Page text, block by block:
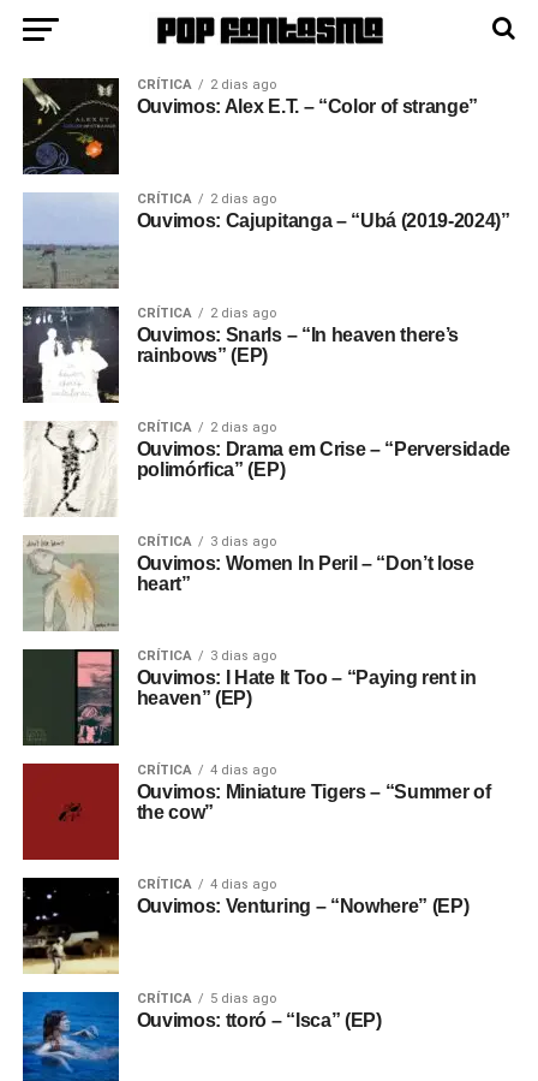
CRÍTICA 2 dias ago
Ouvimos: Alex E.T. – “Color of strange”
CRÍTICA 2 dias ago
Ouvimos: Cajupitanga – “Ubá (2019-2024)”
CRÍTICA 2 dias ago
Ouvimos: Snarls – “In heaven there’s
rainbows” (EP)
CRÍTICA 2 dias ago
Ouvimos: Drama em Crise – “Perversidade
polimórfica” (EP)
CRÍTICA 3 dias ago
Ouvimos: Women In Peril – “Don’t lose
heart”
CRÍTICA 3 dias ago
Ouvimos: I Hate It Too – “Paying rent in
heaven” (EP)
CRÍTICA 4 dias ago
Ouvimos: Miniature Tigers – “Summer of
the cow”
CRÍTICA 4 dias ago
Ouvimos: Venturing – “Nowhere” (EP)
CRÍTICA 5 dias ago
Ouvimos: ttoró – “Isca” (EP)